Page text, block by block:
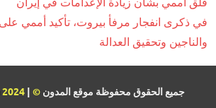
في ذكرى انفجار مرفأ بيروت، تأكيد أممي
والناجين وتحقيق العدالة
جميع الحقوق محفوظة موقع المدون©
| almudwen.com
2024